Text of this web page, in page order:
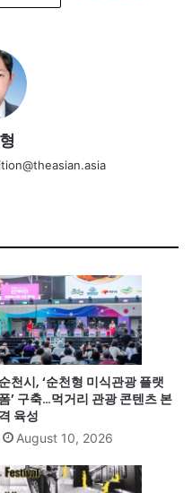
순천시, ‘순천형 미식관광 플랫
폼’ 구축…먹거리 관광 콘텐츠 본
격 육성
August 10, 2026